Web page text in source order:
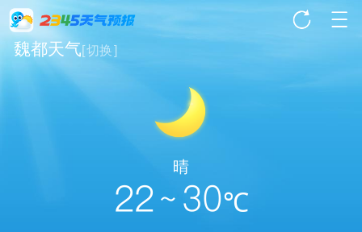
魏都天气[切换]
晴
22 ~ 30℃